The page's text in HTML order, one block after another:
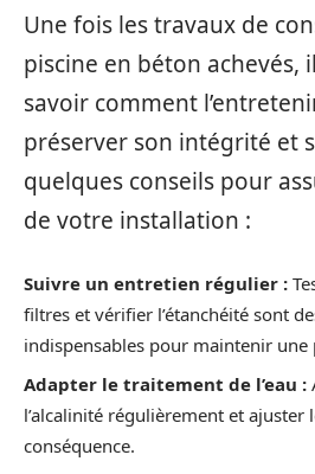
Une fois les travaux de
piscine en béton achevés,
savoir comment
préserver son intégrité et
quelques conseils pour
de votre installation :
Suivre un entretien régulier :
filtres et vérifier l’étanchéité sont
indispensables pour maintenir une
Adapter le traitement de l’eau :
l’alcalinité régulièrement et ajuster
conséquence.